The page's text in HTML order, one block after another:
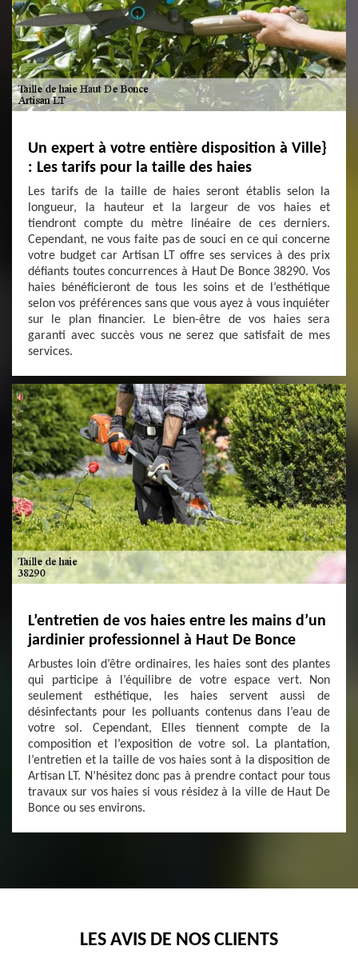
Un expert à votre entière disposition à Ville}
: Les tarifs pour la taille des haies
Les tarifs de la taille de haies seront établis selon la
longueur, la hauteur et la largeur de vos haies et
tiendront compte du mètre linéaire de ces derniers.
Cependant, ne vous faite pas de souci en ce qui concerne
votre budget car Artisan LT offre ses services à des prix
défiants toutes concurrences à Haut De Bonce 38290. Vos
haies bénéficieront de tous les soins et de l’esthétique
selon vos préférences sans que vous ayez à vous inquiéter
sur le plan financier. Le bien-être de vos haies sera
garanti avec succès vous ne serez que satisfait de mes
services.
L’entretien de vos haies entre les mains d’un
jardinier professionnel à Haut De Bonce
Arbustes loin d’être ordinaires, les haies sont des plantes
qui participe à l’équilibre de votre espace vert. Non
seulement esthétique, les haies servent aussi de
désinfectants pour les polluants contenus dans l’eau de
votre sol. Cependant, Elles tiennent compte de la
composition et l’exposition de votre sol. La plantation,
l’entretien et la taille de vos haies sont à la disposition de
Artisan LT. N’hésitez donc pas à prendre contact pour tous
travaux sur vos haies si vous résidez à la ville de Haut De
Bonce ou ses environs.
LES AVIS DE NOS CLIENTS